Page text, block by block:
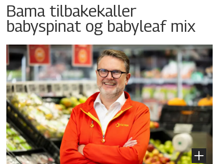
Bama tilbakekaller
babyspinat og babyleaf mix